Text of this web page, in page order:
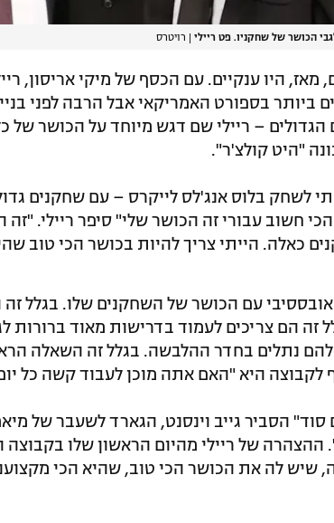
הכושר של שחקניו. פט ריילי | רויטרס
מאז, היו ענקיים. עם הכסף של מיקי אריסון,
ביותר בספורט האמריקאי אבל הרבה לפני
הגדולים – ריילי שם דגש מיוחד על הכושר
"היט קולצ'ר".
לשחק בלוס אנג'לס לייקרס – עם שחקנים
חשוב עבורי זה הכושר שלי" סיפר ריילי.
כאלה. הייתי צריך להיות בכושר הכי טוב
אובססיבי עם הכושר של השחקנים שלו. בגלל
זה הם צריכים לעמוד בדרישות מאוד ברורות
נתלים בחדר ההלבשה. בגלל זה השאלה
היא "האם אתה מוכן לעבוד קשה כל
סוד" הסביר גייב וינסנט, הגארד לשעבר של
ההצהרה של ריילי מהיום הראשון שלו
שיש לה את הכושר הכי טוב, שהיא הכי